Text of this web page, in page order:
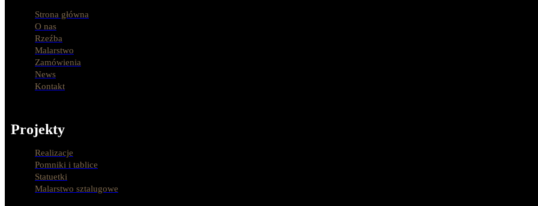
Strona główna
O nas
Rzeźba
Malarstwo
Zamówienia
News
Kontakt
Projekty
Realizacje
Pomniki i tablice
Statuetki
Malarstwo sztalugowe